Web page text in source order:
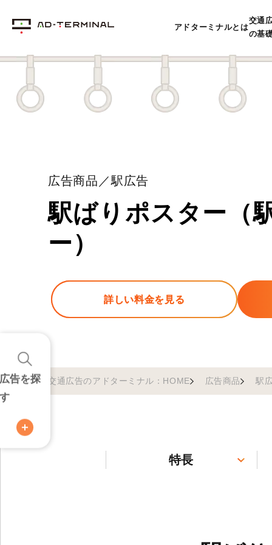
広告を探
す
アドターミナルとは
交通
の基
広告商品／駅広告
駅ばりポスター（
ー）
詳しい料金を見る
交通広告のアドターミナル：HOME 広告商品 駅
特長